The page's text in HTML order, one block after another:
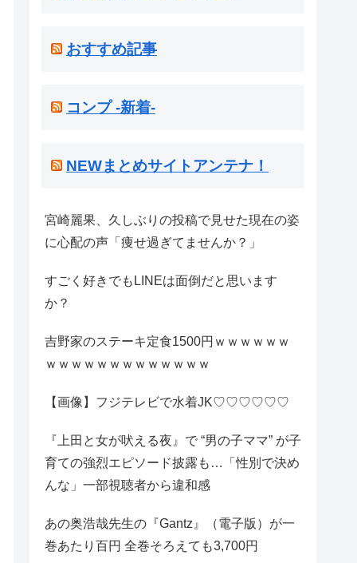
おすすめ記事
コンプ -新着-
NEWまとめサイトアンテナ！
宮崎麗果、久しぶりの投稿で見せた現在の姿
に心配の声「痩せ過ぎてませんか？」
すごく好きでもLINEは面倒だと思います
か？
吉野家のステーキ定食1500円ｗｗｗｗｗｗ
ｗｗｗｗｗｗｗｗｗｗｗｗｗ
【画像】フジテレビで水着JK♡♡♡♡♡♡
『上田と女が吠える夜』で “男の子ママ” が子
育ての強烈エピソード披露も…「性別で決め
んな」一部視聴者から違和感
あの奥浩哉先生の『Gantz』（電子版）が一
巻あたり百円 全巻そろえても3,700円